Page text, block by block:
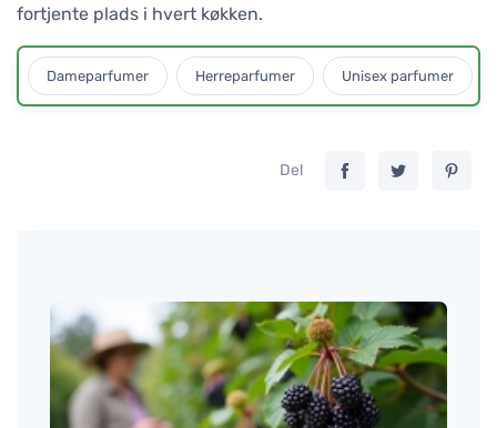
fortjente plads i hvert køkken.
Dameparfumer Herreparfumer Unisex parfumer
Del